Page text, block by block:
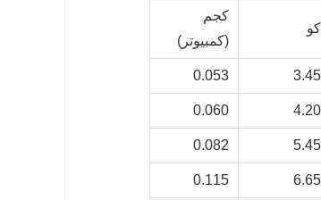
كو
كجم
(كمبيوتر)
3.45
0.053
4.20
0.060
5.45
0.082
6.65
0.115